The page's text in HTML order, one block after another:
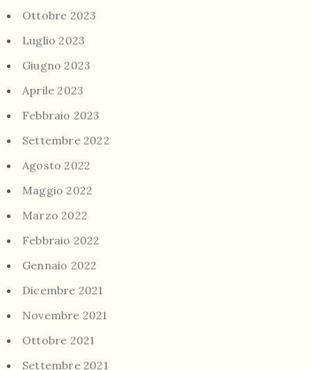
Ottobre 2023
Luglio 2023
Giugno 2023
Aprile 2023
Febbraio 2023
Settembre 2022
Agosto 2022
Maggio 2022
Marzo 2022
Febbraio 2022
Gennaio 2022
Dicembre 2021
Novembre 2021
Ottobre 2021
Settembre 2021